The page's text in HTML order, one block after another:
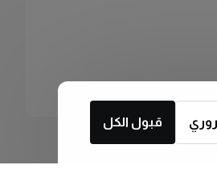
قبول الكل